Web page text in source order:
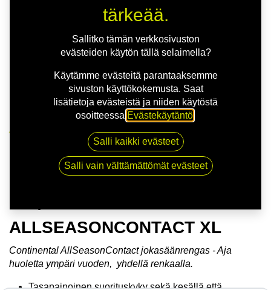
165/65R14 79T CONTINENTAL
ALLSEASONCONTACT XL
ALLSEASONCONTACT XL
Continental AllSeasonContact jokasäänrengas - Aja
huoletta ympäri vuoden, yhdellä renkaalla.
Tasapainoinen suorituskyky sekä kesällä että
tärkeää.
Sallitko tämän verkkosivuston
evästeiden käytön tällä selaimella?
Käytämme evästeitä parantaaksemme
sivuston käyttökokemusta. Saat
lisätietoja evästeistä ja niiden käytöstä
osoitteessa Evästekäytäntö
Salli kaikki evästeet
Salli vain välttämättömät evästeet